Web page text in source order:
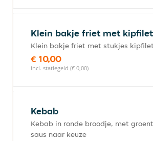
Klein bakje friet met kipfilet
Klein bakje friet met stukjes
€ 10,00
incl. statiegeld (€ 0,00)
Kebab
Kebab in ronde broodje, met
saus naar keuze